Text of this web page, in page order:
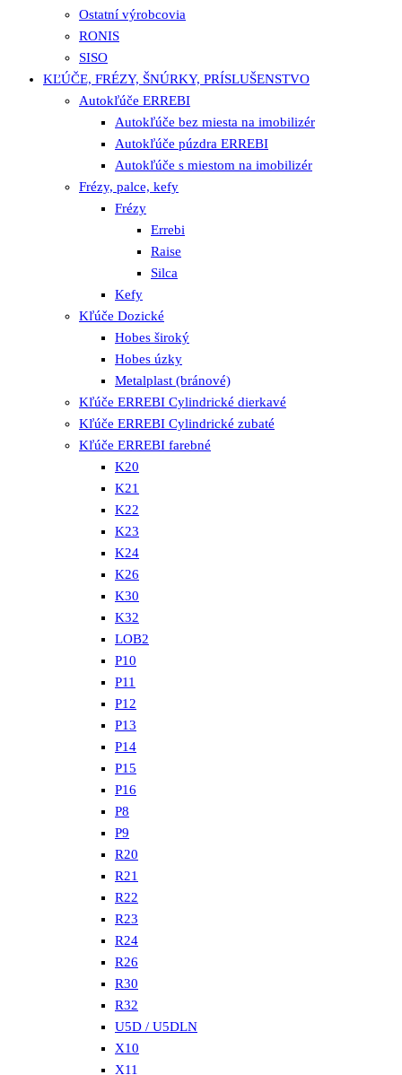
Ostatní výrobcovia
RONIS
SISO
KĽÚČE, FRÉZY, ŠNÚRKY, PRÍSLUŠENSTVO
Autokľúče ERREBI
Autokľúče bez miesta na imobilizér
Autokľúče púzdra ERREBI
Autokľúče s miestom na imobilizér
Frézy, palce, kefy
Frézy
Errebi
Raise
Silca
Kefy
Kľúče Dozické
Hobes široký
Hobes úzky
Metalplast (bránové)
Kľúče ERREBI Cylindrické dierkavé
Kľúče ERREBI Cylindrické zubaté
Kľúče ERREBI farebné
K20
K21
K22
K23
K24
K26
K30
K32
LOB2
P10
P11
P12
P13
P14
P15
P16
P8
P9
R20
R21
R22
R23
R24
R26
R30
R32
U5D / U5DLN
X10
X11